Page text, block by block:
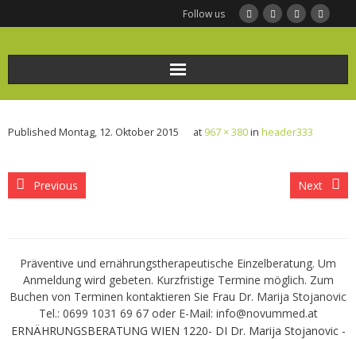
Follow us
Home
Frauengesundheit und Ernährung
Bio-Impedanz-Analyse/BIA Messung
KONTAKT
Published Montag, 12. Oktober 2015 at 967 × 380in header333
Previous Next
Präventive und ernährungstherapeutische Einzelberatung. Um
Anmeldung wird gebeten. Kurzfristige Termine möglich. Zum
Buchen von Terminen kontaktieren Sie Frau Dr. Marija Stojanovic
Tel.: 0699 1031 69 67 oder E-Mail: info@novummed.at
ERNÄHRUNGSBERATUNG WIEN 1220- DI Dr. Marija Stojanovic -